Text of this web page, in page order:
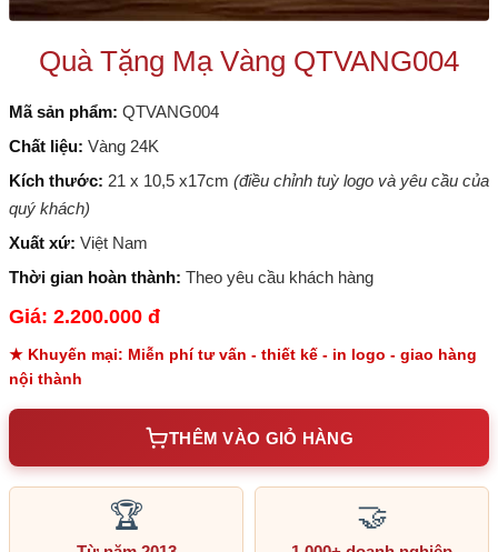
Quà Tặng Mạ Vàng QTVANG004
Mã sản phẩm: QTVANG004
Chất liệu: Vàng 24K
Kích thước: 21 x 10,5 x17cm (điều chỉnh tuỳ logo và yêu cầu của
quý khách)
Xuất xứ: Việt Nam
Thời gian hoàn thành: Theo yêu cầu khách hàng
Giá: 2.200.000 đ
★ Khuyến mại: Miễn phí tư vấn - thiết kế - in logo - giao hàng
nội thành
THÊM VÀO GIỎ HÀNG
🏆 🤝